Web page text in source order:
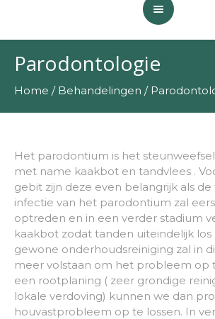
Parodontologie
Home / Behandelingen /
Het parodontium is het
met name kaakbot en tandvlees .
gebit zijn deze even belangrijk als de
infectie van het parodontium zal
optreden en in een verder stadium
kaakbot zodat tanden uiteindelijk los
gewone onderhoudsreiniging zal in
meer volstaan om het probleem op
een rootplaning ( zeer grondige
lokale verdoving) kunnen we dan
houvastprobleem op te lossen. In